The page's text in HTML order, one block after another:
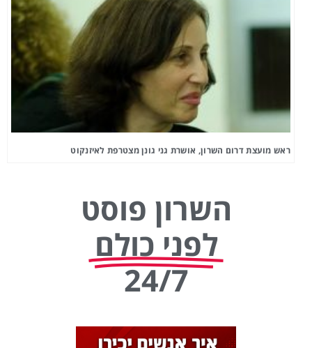
ראש מועצת דרום השרון, אושרת גני גונן מצטרפת לאיזנקוט
השרון פוסט
לפני כולם
24/7